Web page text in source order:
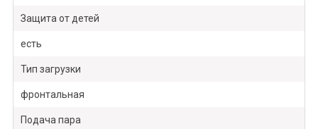
Защита от детей
есть
Тип загрузки
фронтальная
Подача пара